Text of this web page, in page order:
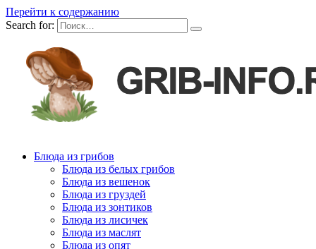
Перейти к содержанию
Search for:
Блюда из грибов
Блюда из белых грибов
Блюда из вешенок
Блюда из груздей
Блюда из зонтиков
Блюда из лисичек
Блюда из маслят
Блюда из опят